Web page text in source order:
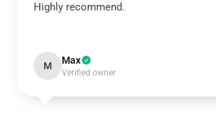
Highly recommend.
M Max
Verified owner